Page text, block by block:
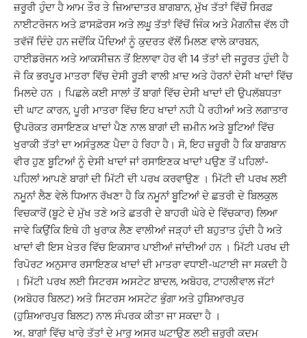
ਜ਼ਰੂਰੀ ਹੁੰਦਾ ਹੈ ਆਮ ਤੌਰ ਤੇ ਜ਼ਿਆਦਾਤਰ ਬਾਗਬਾਨ, ਮੁੱਖ ਤੱਤਾਂ ਵਿੱਚੋਂ ਸਿਰਫ਼
ਨਾਈਟਰੋਜਨ ਅਤੇ ਫ਼ਾਸਫ਼ੋਰਸ ਅਤੇ ਲਘੂ ਤੱਤਾਂ ਵਿੱਚੋਂ ਜਿੰਕ ਅਤੇ ਮੈਗਨੀਜ਼ ਵੱਲ ਹੀ
ਤਵੱਜੋਂ ਦਿੰਦੇ ਹਨ ਜਦੋਂਕਿ ਪੌਦਿਆਂ ਨੂੰ ਕੁਦਰਤ ਵੱਲੋਂ ਮਿਲਣ ਵਾਲੇ ਕਾਰਬਨ,
ਹਾਈਡਰੋਜਨ ਅਤੇ ਆਕਸੀਜ਼ਨ ਤੋਂ ਇਲਾਵਾ ਹੋਰ ਵੀ 14 ਤੱਤਾਂ ਦੀ ਜਰੂਰਤ ਹੁੰਦੀ ਹੈ
ਜੋ ਕਿ ਭਰਪੂਰ ਮਾਤਰਾ ਵਿੱਚ ਦੇਸੀ ਰੂੜੀ ਵਾਲੀ ਖ਼ਾਦ ਅਤੇ ਹੋਰਨਾਂ ਦੇਸੀ ਖਾਦਾਂ ਵਿੱਚ
ਮਿਲਦੇ ਹਨ । ਪਿਛਲੇ ਕਈ ਸਾਲਾਂ ਤੋਂ ਬਾਗਾਂ ਵਿੱਚ ਦੇਸੀ ਖਾਦਾਂ ਦੀ ਉਪਲੱਬਧਤਾ
ਦੀ ਘਾਟ ਕਾਰਨ, ਪੂਰੀ ਮਾਤਰਾ ਵਿੱਚ ਇਹ ਖਾਦਾਂ ਨਹੀ ਪੈ ਰਹੀਆਂ ਅਤੇ ਲਗਾਤਾਰ
ਉਪਰੋਕਤ ਰਸਾਇਣਕ ਖਾਦਾਂ ਪੈਣ ਨਾਲ ਬਾਗਾਂ ਦੀ ਜ਼ਮੀਨ ਅਤੇ ਬੂਟਿਆਂ ਵਿੱਚ
ਖੁਰਾਕੀ ਤੱਤਾਂ ਦਾ ਅਸੰਤੁਲਣ ਪੈਦਾ ਹੋ ਰਿਹਾ ਹੈ। ਸੋ, ਇਹ ਜ਼ਰੂਰੀ ਹੈ ਕਿ ਬਾਗਬਾਨ
ਵੀਰ ਹੁਣ ਬੂਟਿਆਂ ਨੂੰ ਦੇਸੀ ਖਾਦਾਂ ਜਾਂ ਰਸਾਇਣਕ ਖਾਦਾਂ ਪਉਣ ਤੋਂ ਪਹਿਲਾਂ-
ਪਹਿਲਾਂ ਆਪਣੇ ਬਾਗਾਂ ਦੀ ਮਿੱਟੀ ਦੀ ਪਰਖ ਕਰਵਾਉਣ । ਮਿੱਟੀ ਦੀ ਪਰਖ ਲਈ
ਨਮੂਨਾਂ ਲੈਣ ਵੇਲੇ ਧਿਆਨ ਰੱਖਣਾ ਹੈ ਕਿ ਨਮੂਨਾਂ ਬੂਟਿਆਂ ਦੇ ਛਤਰੀ ਦੇ ਬਿਲਕੁਲ
ਵਿਚਕਾਰੋਂ (ਬੂਟੇ ਦੇ ਮੁੱਖ ਤਣੇ ਅਤੇ ਛਤਰੀ ਦੇ ਬਾਹਰੀ ਘੇਰੇ ਦੇ ਵਿੱਚਕਾਰ) ਲਿਆ
ਜਾਵੇ ਕਿਉਂਕਿ ਇਥੇ ਹੀ ਖੁਰਾਕ ਲੈਣ ਵਾਲੀਆਂ ਜੜ੍ਹਾਂ ਦੀ ਬਹੁਤਾਤ ਹੁੰਦੀ ਹੈ ਅਤੇ
ਖਾਦਾਂ ਵੀ ਇਸ ਖੇਤਰ ਵਿੱਚ ਇਕਸਾਰ ਪਾਈਆਂ ਜਾਂਦੀਆਂ ਹਨ । ਮਿੱਟੀ ਪਰਖ ਦੀ
ਰਿਪੋਰਟ ਅਨੁਸਾਰ ਰਸਾਇਣਕ ਖਾਦਾਂ ਦੀ ਮਾਤਰਾ ਵਧਾਈ-ਘਟਾਈ ਜਾ ਸਕਦੀ ਹੈ
। ਮਿੱਟੀ ਪਰਖ ਲਈ ਸਿਟਰਸ ਅਸਟੇਟ ਬਾਦਲ, ਅਬੋਹਰ, ਟਾਹਲੀਵਾਲ ਜੱਟਾਂ
(ਅਬੋਹਰ ਬਿਲਟ) ਅਤੇ ਸਿਟਰਸ ਅਸਟੇਟ ਭੁੰਗਾ ਅਤੇ ਹੁਸ਼ਿਆਰਪੁਰ
(ਹੁਸ਼ਿਆਰਪੁਰ ਬਿਲਟ) ਨਾਲ ਸੰਪਰਕ ਕੀਤਾ ਜਾ ਸਕਦਾ ਹੈ ।
ਅ. ਬਾਗਾਂ ਵਿੱਚ ਖਾਰੇ ਤੱਤਾਂ ਦੇ ਮਾਰੂ ਅਸਰ ਘਟਾਉਣ ਲਈ ਜ਼ਰੂਰੀ ਕਦਮ